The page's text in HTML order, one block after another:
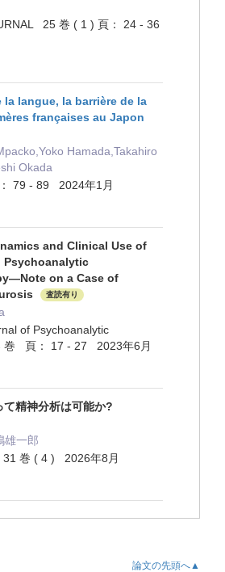
25 巻 ( 1 ) 頁： 24 - 36
la langue, la barrière de la
françaises au Japon
Hamada,Takahiro
Okada
79 - 89 2024年1月
and Clinical Use of
Psychoanalytic
on a Case of
査読有り
of Psychoanalytic
巻 頁： 17 - 27 2023年6月
精神分析は可能か?
雄一郎
巻 ( 4 ) 2026年8月
論文の先頭へ▲